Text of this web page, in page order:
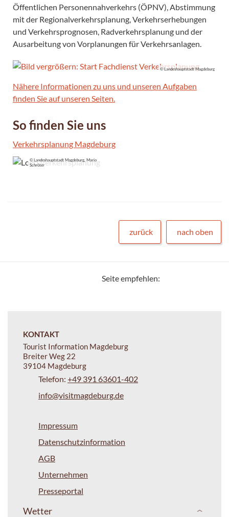
Öffentlichen Personennahverkehrs (ÖPNV), Abstimmung
mit der Regionalverkehrsplanung, Verkehrserhebungen
und Verkehrsprognosen, Radverkehrsplanung und der
Ausarbeitung von Vorplanungen für Verkehrsanlagen.
© Landeshauptstadt Magdeburg
Nähere Informationen zu uns und unseren Aufgaben
finden Sie auf unseren Seiten.
So finden Sie uns
Verkehrsplanung Magdeburg
© Landeshauptstadt Magdeburg, Mario
Schröter
zurück nach oben
Seite empfehlen:
KONTAKT
Tourist Information Magdeburg
Breiter Weg 22
39104 Magdeburg
Telefon: +49 391 63601-402
info@visitmagdeburg.de
Impressum
Datenschutzinformation
AGB
Unternehmen
Presseportal
Wetter